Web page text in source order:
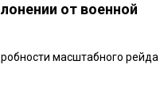
от военной
масштабного рейда